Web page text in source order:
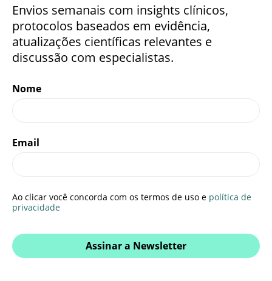
Envios semanais com insights clínicos,
protocolos baseados em evidência,
atualizações científicas relevantes e
discussão com especialistas.
Nome
Email
Ao clicar você concorda com os termos de uso e política de
privacidade
Assinar a Newsletter